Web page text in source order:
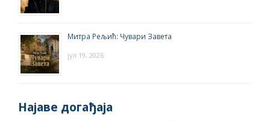
Митра Рељић: Чувари Завета
јул 19, 2026
Најаве догађаја